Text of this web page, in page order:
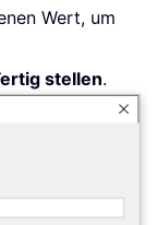
Wert, um
stellen.